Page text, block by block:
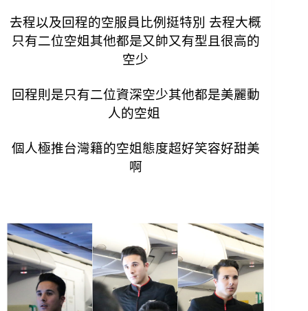
去程以及回程的空服員比例挺特別 去程大概
只有二位空姐其他都是又帥又有型且很高的
空少
回程則是只有二位資深空少其他都是美麗動
人的空姐
個人極推台灣籍的空姐態度超好笑容好甜美
啊